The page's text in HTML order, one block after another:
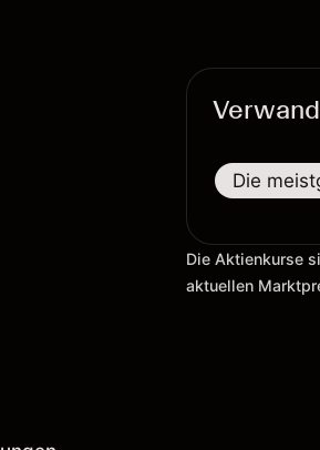
Die
Die Aktienkurse
aktuellen